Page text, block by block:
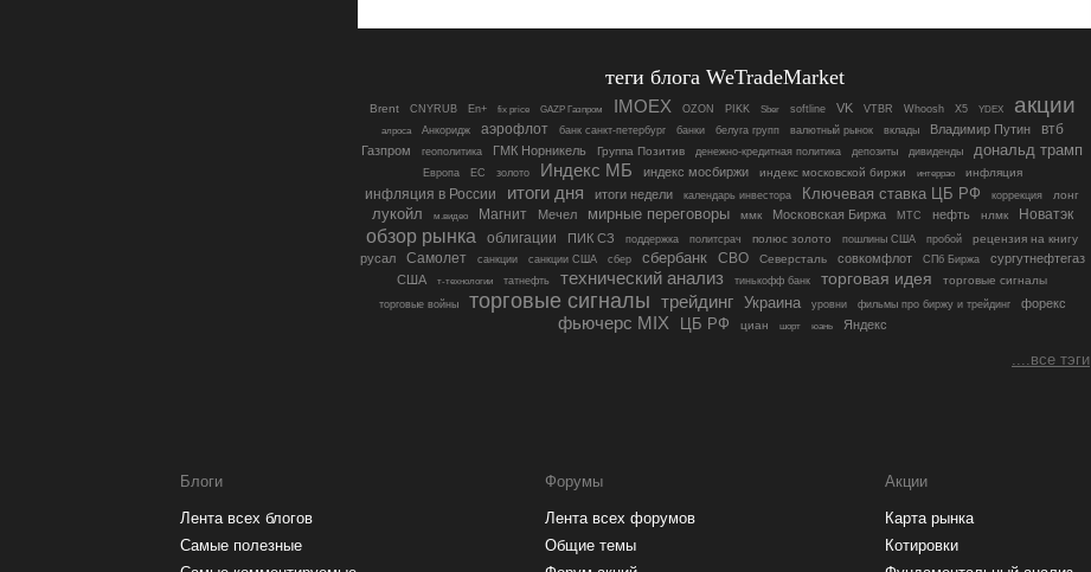
теги блога WeTradeMarket
Brent CNYRUB En+ fix price GAZP Газпром IMOEX OZON PIKK Sber softline VK VTBR Whoosh X5 YDEX акции
алроса Анкоридж аэрофлот банк санкт-петербург банки белуга групп валютный рынок вклады Владимир Путин втб
Газпром геополитика ГМК Норникель Группа Позитив денежно-кредитная политика депозиты дивиденды дональд трамп
Европа ЕС золото Индекс МБ индекс мосбиржи индекс московской биржи интеррао инфляция
инфляция в России итоги дня итоги недели календарь инвестора Ключевая ставка ЦБ РФ коррекция лонг
лукойл м.видео Магнит Мечел мирные переговоры ммк Московская Биржа МТС нефть нлмк Новатэк
обзор рынка облигации ПИК СЗ поддержка политсрач полюс золото пошлины США пробой рецензия на книгу
русал Самолет санкции санкции США сбер сбербанк СВО Северсталь совкомфлот СПб Биржа
сургутнефтегаз
США
т-технологии татнефть технический анализ тинькофф банк торговая идея торговые сигналы
торговые войны торговые сигналы трейдинг Украина уровни фильмы про биржу и трейдинг форекс
фьючерс MIX ЦБ РФ циан шорт юань Яндекс
....все тэги
Блоги
Лента всех блогов
Самые полезные
Форумы
Лента всех форумов
Общие темы
Акции
Карта рынка
Котировки